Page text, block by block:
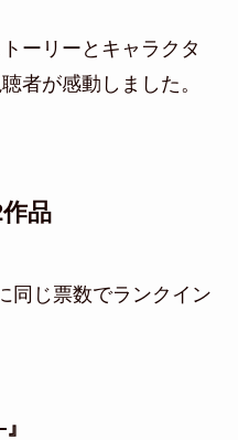
ーリーとキャラクタ
者が感動しました。
品
同じ票数でランクイン